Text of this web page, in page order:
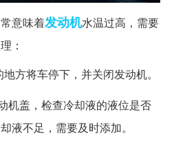
意味着发动机水温过高，需要
：
方将车停下，并关闭发动机。
机盖，检查冷却液的液位是否
液不足，需要及时添加。